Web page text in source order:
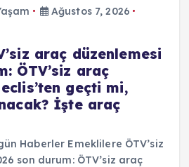
Ağustos 7, 2026
araç düzenlemesi
ÖTV’siz araç
geçti mi,
İşte araç
Haberler Emeklilere ÖTV’siz
son durum: ÖTV’siz araç